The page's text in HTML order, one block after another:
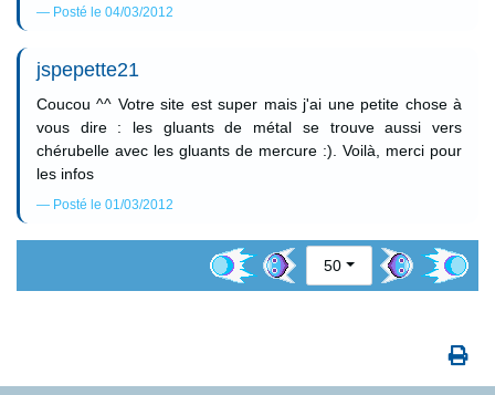
Posté le 04/03/2012
jspepette21
Coucou ^^ Votre site est super mais j'ai une petite chose à
vous dire : les gluants de métal se trouve aussi vers
chérubelle avec les gluants de mercure :). Voilà, merci pour
les infos
Posté le 01/03/2012
50